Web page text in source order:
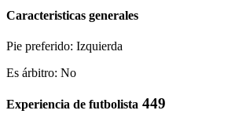
Caracteristicas generales
Pie preferido: Izquierda
Es árbitro: No
Experiencia de futbolista 449